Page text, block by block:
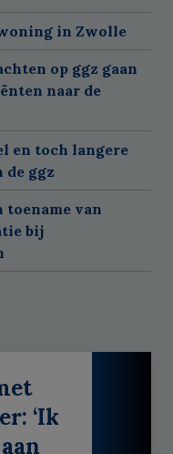
in Zwolle
op ggz gaan
naar de
en toch langere
ggz
van
bij
‘Ik